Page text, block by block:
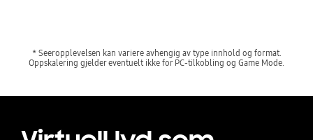
* Seeropplevelsen kan variere avhengig av type innhold og format.
Oppskalering gjelder eventuelt ikke for PC-tilkobling og Game Mode.